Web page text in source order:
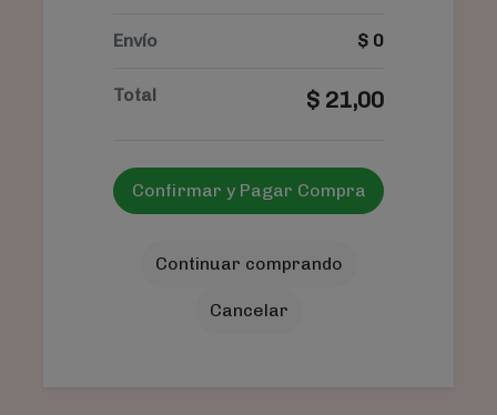
Envío $ 0
Total $ 21,00
Confirmar y Pagar Compra
Continuar comprando
Cancelar